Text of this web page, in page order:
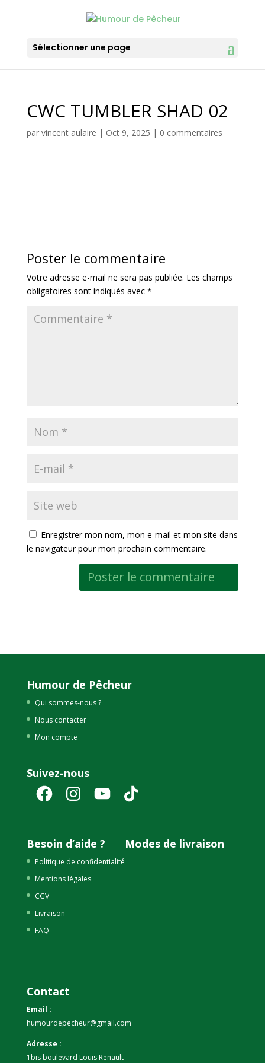
Sélectionner une page
CWC TUMBLER SHAD 02
par vincent aulaire | Oct 9, 2025 | 0 commentaires
Poster le commentaire
Votre adresse e-mail ne sera pas publiée. Les champs
obligatoires sont indiqués avec *
Enregistrer mon nom, mon e-mail et mon site dans
le navigateur pour mon prochain commentaire.
Humour de Pêcheur
Qui sommes-nous ?
Nous contacter
Mon compte
Suivez-nous
FacebookInstagramYouTube TikTok
Besoin d’aide ?
Politique de confidentialité
Mentions légales
CGV
Livraison
FAQ
Modes de livraison
Contact
Email :
humourdepecheur@gmail.com
Adresse :
1bis boulevard Louis Renault